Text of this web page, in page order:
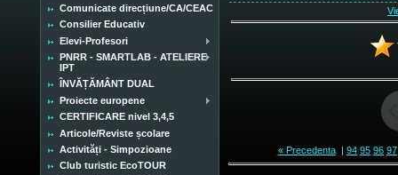
Comunicate direcțiune/CA/CEAC
Consilier Educativ
Elevi-Profesori
PNRR - SMARTLAB - ATELIERE
IPT
ÎNVĂȚĂMÂNT DUAL
Proiecte europene
CERTIFICARE nivel 3,4,5
Articole/Reviste școlare
Activități - Simpozioane
Club turistic EcoTOUR
« Precedenta | 94 95 96 97